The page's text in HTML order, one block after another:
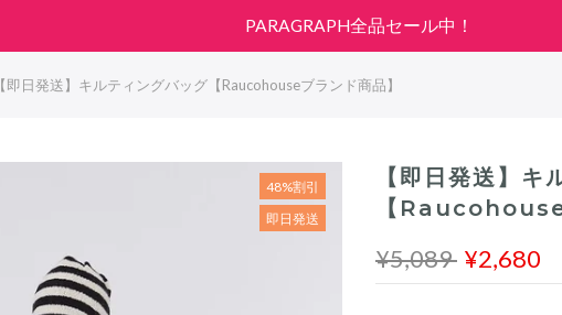
PARAGRAPH全品セール中！
【即日発送】キルティングバッグ【Raucohouseブランド商品】
48%割引
即日発送
【即日発送】キ
【Raucohouse
¥5,089 ¥2,680